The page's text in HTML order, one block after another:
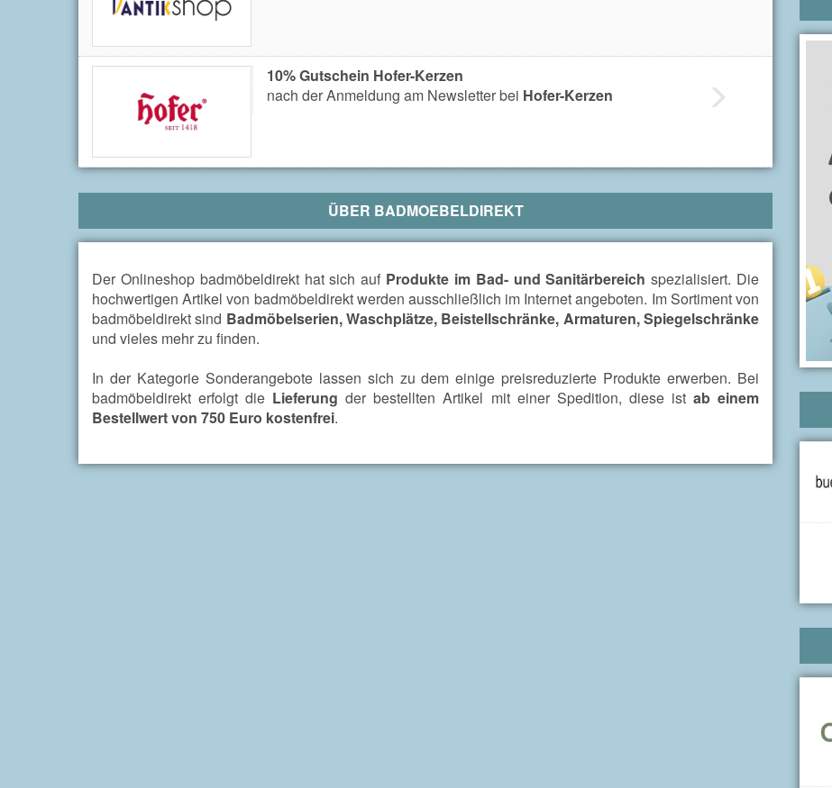
10% Gutschein Hofer-Kerzen
nach der Anmeldung am Newsletter bei Hofer-Kerzen
ÜBER BADMOEBELDIREKT
Der Onlineshop badmöbeldirekt hat sich auf Produkte im Bad- und Sanitärbereich spezialisiert. Die
hochwertigen Artikel von badmöbeldirekt werden ausschließlich im Internet angeboten. Im Sortiment von
badmöbeldirekt sind Badmöbelserien, Waschplätze, Beistellschränke, Armaturen, Spiegelschränke
und vieles mehr zu finden.
In der Kategorie Sonderangebote lassen sich zu dem einige preisreduzierte Produkte erwerben. Bei
badmöbeldirekt erfolgt die Lieferung der bestellten Artikel mit einer Spedition, diese ist ab einem
Bestellwert von 750 Euro kostenfrei.